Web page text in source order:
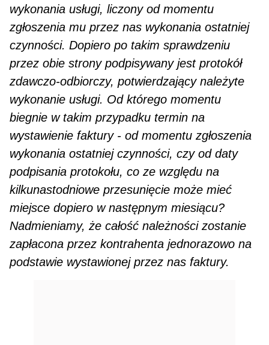
wykonania usługi, liczony od momentu
zgłoszenia mu przez nas wykonania ostatniej
czynności. Dopiero po takim sprawdzeniu
przez obie strony podpisywany jest protokół
zdawczo-odbiorczy, po­twierdzający należyte
wykonanie usługi. Od którego momentu
biegnie w takim przypadku termin na
wystawienie faktury - od momentu zgłoszenia
wykonania ostatniej czynności, czy od daty
podpisania protokołu, co ze względu na
kilkunastodniowe przesunięcie może mieć
miejsce dopiero w następnym miesiącu?
Nadmieniamy, że całość należności zostanie
zapłacona przez kontrahenta jednorazowo na
podstawie wystawionej przez nas faktury.